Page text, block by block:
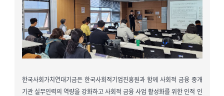
한국사회가치연대기금은 한국사회적기업진흥원과 함께 사회적 금융 중개
기관 실무인력의 역량을 강화하고 사회적 금융 사업 활성화를 위한 인적 인